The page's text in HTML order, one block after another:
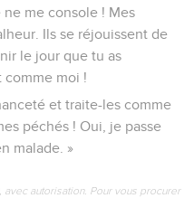
ne me console ! Mes
Ils se réjouissent de
le jour que tu as
comme moi !
et traite-les comme
péchés ! Oui, je passe
malade. »
autorisation. Pour vous procurer